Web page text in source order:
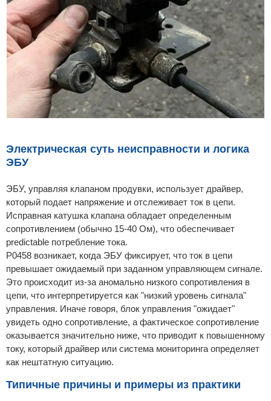
Электрическая суть неисправности и логика
ЭБУ
ЭБУ, управляя клапаном продувки, использует драйвер,
который подает напряжение и отслеживает ток в цепи.
Исправная катушка клапана обладает определенным
сопротивлением (обычно 15-40 Ом), что обеспечивает
predictable потребление тока.
P0458 возникает, когда ЭБУ фиксирует, что ток в цепи
превышает ожидаемый при заданном управляющем сигнале.
Это происходит из-за аномально низкого сопротивления в
цепи, что интерпретируется как "низкий уровень сигнала"
управления. Иначе говоря, блок управления "ожидает"
увидеть одно сопротивление, а фактическое сопротивление
оказывается значительно ниже, что приводит к повышенному
току, который драйвер или система мониторинга определяет
как нештатную ситуацию.
Типичные причины и примеры из практики